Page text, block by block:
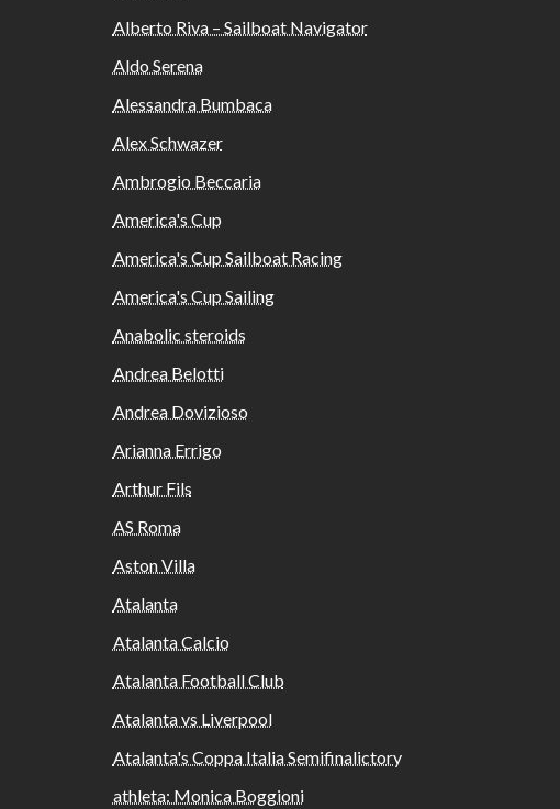
Alberto Riva – Sailboat Navigator
Aldo Serena
Alessandra Bumbaca
Alex Schwazer
Ambrogio Beccaria
America's Cup
America's Cup Sailboat Racing
America's Cup Sailing
Anabolic steroids
Andrea Belotti
Andrea Dovizioso
Arianna Errigo
Arthur Fils
AS Roma
Aston Villa
Atalanta
Atalanta Calcio
Atalanta Football Club
Atalanta vs Liverpool
Atalanta's Coppa Italia Semifinalictory
athleta: Monica Boggioni